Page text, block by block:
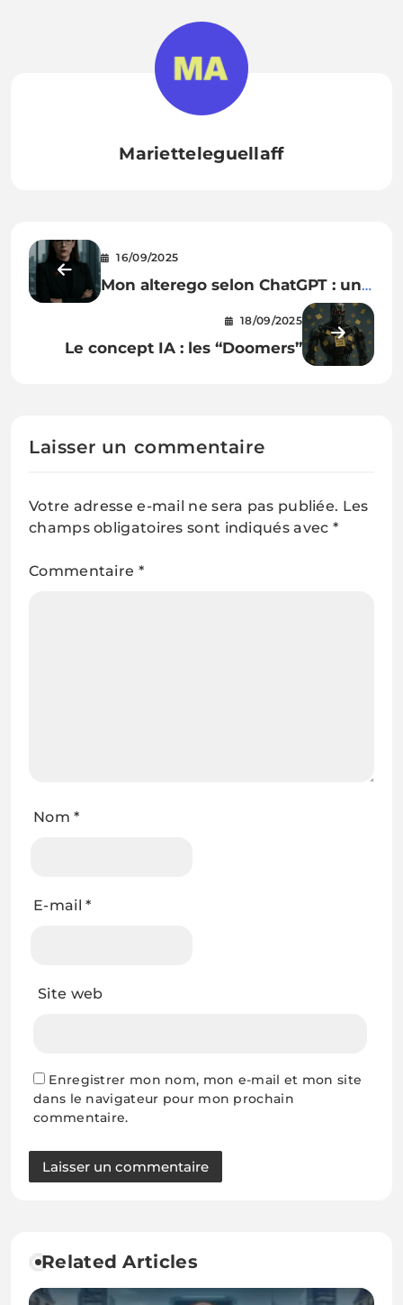
Marietteleguellaff
16/09/2025
Mon alterego selon ChatGPT : une
Super-Méchante réaliste et
18/09/2025
Le concept IA : les “Doomers”
Laisser un commentaire
Votre adresse e-mail ne sera pas publiée. Les
champs obligatoires sont indiqués avec *
Commentaire *
Nom*
E-mail*
Site web
Enregistrer mon nom, mon e-mail et mon site
dans le navigateur pour mon prochain
commentaire.
Related Articles